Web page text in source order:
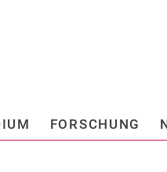
Springe direkt zu:
FORSCHUNG